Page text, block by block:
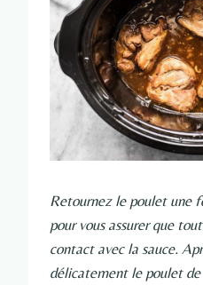
Retournez le poulet une
pour vous assurer que
contact avec la sauce.
délicatement le poulet